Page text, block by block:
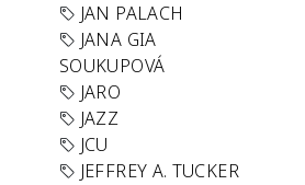
JAN PALACH
JANA GIA
SOUKUPOVÁ
JARO
JAZZ
JCU
JEFFREY A. TUCKER